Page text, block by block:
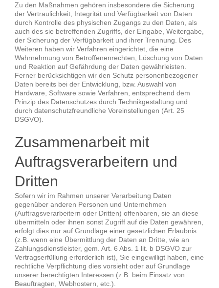
Zu den Maßnahmen gehören insbesondere die Sicherung
der Vertraulichkeit, Integrität und Verfügbarkeit von Daten
durch Kontrolle des physischen Zugangs zu den Daten, als
auch des sie betreffenden Zugriffs, der Eingabe, Weitergabe,
der Sicherung der Verfügbarkeit und ihrer Trennung. Des
Weiteren haben wir Verfahren eingerichtet, die eine
Wahrnehmung von Betroffenenrechten, Löschung von Daten
und Reaktion auf Gefährdung der Daten gewährleisten.
Ferner berücksichtigen wir den Schutz personenbezogener
Daten bereits bei der Entwicklung, bzw. Auswahl von
Hardware, Software sowie Verfahren, entsprechend dem
Prinzip des Datenschutzes durch Technikgestaltung und
durch datenschutzfreundliche Voreinstellungen (Art. 25
DSGVO).
Zusammenarbeit mit
Auftragsverarbeitern und
Dritten
Sofern wir im Rahmen unserer Verarbeitung Daten
gegenüber anderen Personen und Unternehmen
(Auftragsverarbeitern oder Dritten) offenbaren, sie an diese
übermitteln oder ihnen sonst Zugriff auf die Daten gewähren,
erfolgt dies nur auf Grundlage einer gesetzlichen Erlaubnis
(z.B. wenn eine Übermittlung der Daten an Dritte, wie an
Zahlungsdienstleister, gem. Art. 6 Abs. 1 lit. b DSGVO zur
Vertragserfüllung erforderlich ist), Sie eingewilligt haben, eine
rechtliche Verpflichtung dies vorsieht oder auf Grundlage
unserer berechtigten Interessen (z.B. beim Einsatz von
Beauftragten, Webhostern, etc.).